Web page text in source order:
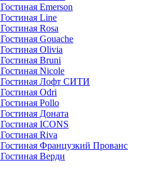
Гостиная Emerson
Гостиная Line
Гостиная Rosa
Гостиная Gouache
Гостиная Olivia
Гостиная Bruni
Гостиная Nicole
Гостиная Лофт СИТИ
Гостиная Odri
Гостиная Pollo
Гостиная Доната
Гостиная ICONS
Гостиная Riva
Гостиная Французкий Прованс
Гостиная Верди